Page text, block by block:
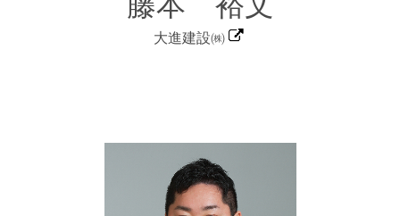
大進建設㈱